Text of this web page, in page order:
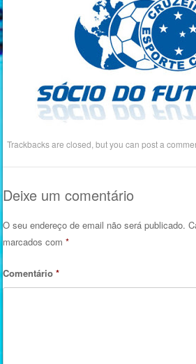
Trackbacks are closed, but you canpost a
Deixe um comentário
O seu endereço de email não será publicado.
marcados com*
Comentário*